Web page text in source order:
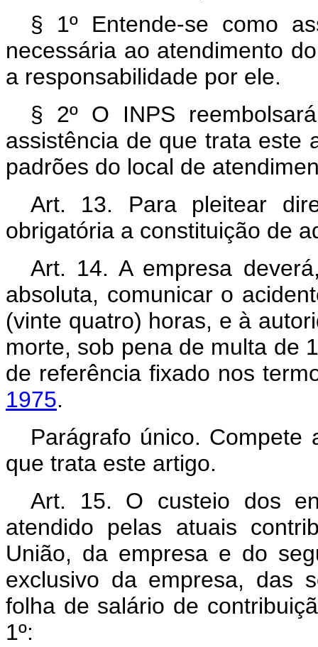
§ 1º Entende-se como
necessária ao atendimento
a responsabilidade por ele.
§ 2º O INPS
assistência de que trata este
padrões do local de
Art. 13. Para pleitear
obrigatória a constituição de
Art. 14. A empresa
absoluta, comunicar o
(vinte quatro) horas, e à
morte, sob pena de multa de
de referência fixado nos
1975.
Parágrafo único.
que trata este artigo.
Art. 15. O custeio dos
atendido pelas atuais
União, da empresa e do
exclusivo da empresa, das
folha de salário de
1º: